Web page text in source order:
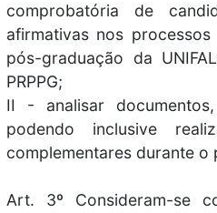
comprobatória de
afirmativas nos
pós-graduação da
PRPPG;
II - analisar
podendo inclusive
complementares durante o
Art. 3º Consideram-se